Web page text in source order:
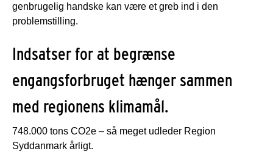
genbrugelig handske kan være et greb ind i den
problemstilling.
Indsatser for at begrænse
engangsforbruget hænger sammen
med regionens klimamål.
748.000 tons CO2e – så meget udleder Region
Syddanmark årligt.